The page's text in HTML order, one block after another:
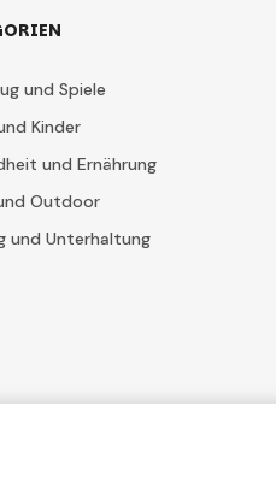
und Spiele
Kinder
und Ernährung
Outdoor
und Unterhaltung